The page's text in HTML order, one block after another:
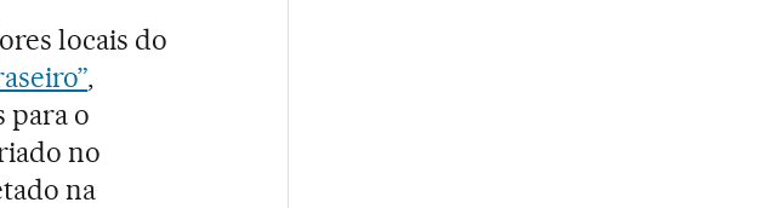
locais do
,
para o
no
na